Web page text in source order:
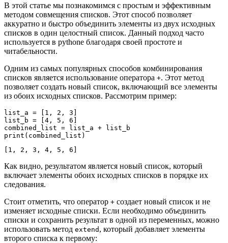
В этой статье мы познакомимся с простым и эффективным
методом совмещения списков. Этот способ позволяет
аккуратно и быстро объединить элементы из двух исходных
списков в один целостный список. Данный подход часто
используется в pythonе благодаря своей простоте и
читабельности.
Одним из самых популярных способов комбинирования
списков является использование оператора +. Этот метод
позволяет создать новый список, включающий все элементы
из обоих исходных списков. Рассмотрим пример:
list_a = [1, 2, 3]
list_b = [4, 5, 6]
combined_list = list_a + list_b
Как видно, результатом является новый список, который
включает элементы обоих исходных списков в порядке их
следования.
Стоит отметить, что оператор + создает новый список и не
изменяет исходные списки. Если необходимо объединить
списки и сохранить результат в одной из переменных, можно
использовать метод extend , который добавляет элементы
второго списка к первому: